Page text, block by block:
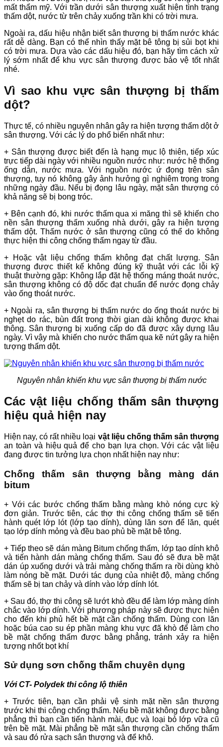
mất thẩm mỹ. Với trần dưới sân thượng xuất hiện tình trạng
thấm dột, nước từ trên chảy xuống trần khi có trời mưa.
Ngoài ra, dấu hiệu nhận biết sân thượng bị thấm nước khác
rất dễ dàng. Bạn có thể nhìn thấy mặt bê tông bị sủi bọt khi
có trời mưa. Dựa vào các dấu hiệu đó, bạn hãy tìm cách xử
lý sớm nhất để khu vực sân thượng được bảo vệ tốt nhất
nhé.
Vì sao khu vực sân thượng bị thấm
dột?
Thực tế, có nhiều nguyên nhân gây ra hiện tượng thấm dột ở
sân thượng. Với các lý do phổ biến nhất như:
+ Sân thượng được biết đến là hạng mục lộ thiên, tiếp xúc
trực tiếp dài ngày với nhiều nguồn nước như: nước hệ thống
ống dẫn, nước mưa. Với nguồn nước ứ đọng trên sân
thượng, tuy nó không gây ảnh hưởng gì nghiêm trọng trong
những ngày đầu. Nếu bị đọng lâu ngày, mặt sân thượng có
khả năng sẽ bị bong tróc.
+ Bên cạnh đó, khi nước thấm qua xi măng thì sẽ khiến cho
nền sân thượng thấm xuống nhà dưới, gây ra hiện tượng
thấm dột. Thấm nước ở sân thượng cũng có thể do không
thực hiện thi công chống thấm ngay từ đầu.
+ Hoặc vật liệu chống thấm không đạt chất lượng. Sân
thượng được thiết kế không đúng kỹ thuật với các lỗi kỹ
thuật thường gặp: Không lắp đặt hệ thống máng thoát nước,
sân thượng không có độ dốc đạt chuẩn để nước đọng chảy
vào ống thoát nước.
+ Ngoài ra, sân thượng bị thấm nước do ống thoát nước bị
nghẹt do rác, bùn đất trong thời gian dài không được khai
thông. Sân thượng bị xuống cấp do đã được xây dựng lâu
ngày. Vì vậy mà khiến cho nước thấm qua kẽ nứt gây ra hiện
tượng thấm dột.
Nguyên nhân khiến khu vực sân thượng bị thấm nước
Các vật liệu chống thấm sân thượng
hiệu quả hiện nay
Hiện nay, có rất nhiều loại vật liệu chống thấm sân thượng
an toàn và hiệu quả để cho bạn lựa chọn. Với các vật liệu
đang được tin tưởng lựa chọn nhất hiện nay như:
Chống thấm sân thượng bằng màng dán
bitum
+ Với các bước chống thấm bằng màng khò nóng cực kỳ
đơn giản. Trước tiên, các thợ thi công chống thấm sẽ tiến
hành quét lớp lót (lớp tạo dính), dùng lăn sơn để lăn, quét
tạo lớp dính mỏng và đều bao phủ bề mặt bê tông.
+ Tiếp theo sẽ dán màng Bitum chống thấm, lớp tạo dính khô
và tiến hành dán màng chống thấm. Sau đó sẽ đưa bề mặt
dán úp xuống dưới và trải màng chống thấm ra rồi dùng khò
làm nóng bề mặt. Dưới tác dụng của nhiệt độ, màng chống
thấm sẽ bị tan chảy và dính vào lớp dính lót.
+ Sau đó, thợ thi công sẽ lướt khò đều để làm lớp màng dính
chắc vào lớp dính. Với phương pháp này sẽ được thực hiện
cho đến khi phủ hết bề mặt cần chống thấm. Dùng con lăn
hoặc búa cao su ép phần màng khu vực đã khò để làm cho
bề mặt chống thấm được bằng phẳng, tránh xảy ra hiện
tượng nhốt bọt khí
Sử dụng sơn chống thấm chuyên dụng
Với CT- Polydek thi công lộ thiên
+ Trước tiên, bạn cần phải vệ sinh mặt nền sân thượng
trước khi thi công chống thấm. Nếu bề mặt không được bằng
phẳng thì bạn cần tiến hành mài, đục và loại bỏ lớp vữa cũ
trên bề mặt. Mài phẳng bề mặt sân thượng cần chống thấm
và sau đó rửa sạch sân thượng và để khô.